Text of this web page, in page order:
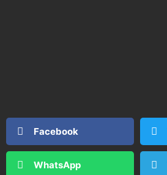
Facebook
WhatsApp